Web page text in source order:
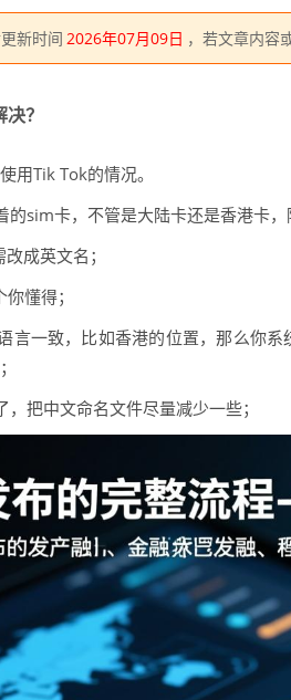
新时间 2026年07月09日 ，若文章内容
？
用Tik Tok的情况。
sim卡，不管是大陆卡还是香港卡，
成英文名；
懂得；
言一致，比如香港的位置，那么你
把中文命名文件尽量减少一些；